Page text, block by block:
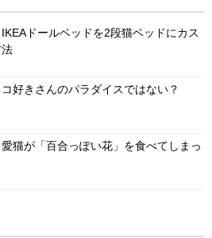
ドールベッドを2段猫ベッドにカス
好きさんのパラダイスではない？
猫が「百合っぽい花」を食べてしまっ